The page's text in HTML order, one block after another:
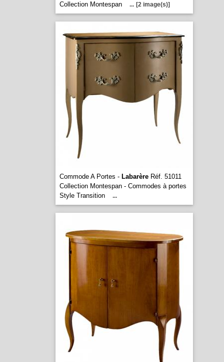
Collection Montespan
... [2 image(s)]
Commode A Portes - LabarèreRéf. 51011
Collection Montespan - Commodes à portes
Style Transition
...